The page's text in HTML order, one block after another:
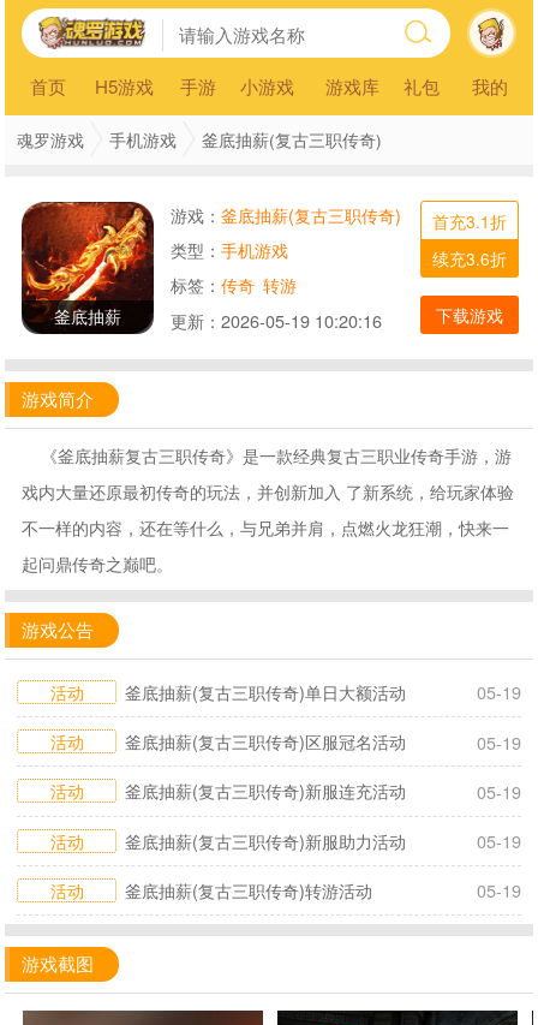
首页 H5游戏 手游 小游戏 游戏库 礼包 我的
魂罗游戏 手机游戏 釜底抽薪(复古三职传奇)
釜底抽薪
游戏： 釜底抽薪(复古三职传奇)
类型： 手机游戏
标签： 传奇 转游
更新： 2026-05-19 10:20:16
首充3.1折
续充3.6折
下载游戏
游戏简介
《釜底抽薪复古三职传奇》是一款经典复古三职业传奇手游，游
戏内大量还原最初传奇的玩法，并创新加入 了新系统，给玩家体验
不一样的内容，还在等什么，与兄弟并肩，点燃火龙狂潮，快来一
起问鼎传奇之巅吧。
游戏公告
活动 釜底抽薪(复古三职传奇)单日大额活动
05-19
活动
釜底抽薪(复古三职传奇)区服冠名活动
05-19
活动
釜底抽薪(复古三职传奇)新服连充活动
05-19
活动
釜底抽薪(复古三职传奇)新服助力活动
05-19
活动
釜底抽薪(复古三职传奇)转游活动 05-19
游戏截图